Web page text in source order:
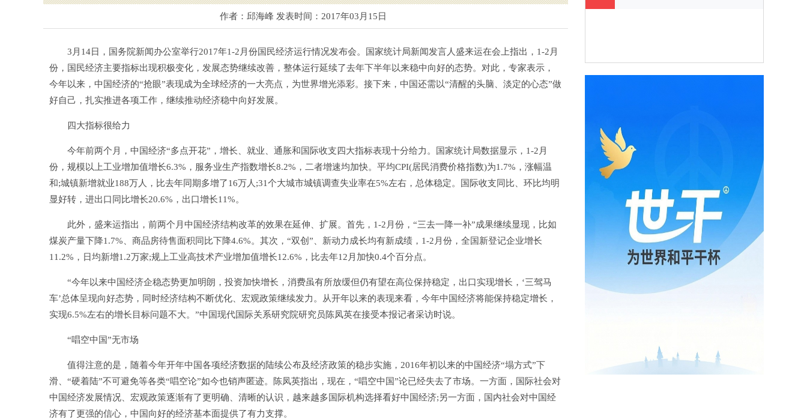
作者：邱海峰 发表时间： 2017年03月15日
3月14日，国务院新闻办公室举行2017年1-2月份国民经济运行情况发布会。国家统计局新闻发言人盛来运在会上指出，1-2月
份，国民经济主要指标出现积极变化，发展态势继续改善，整体运行延续了去年下半年以来稳中向好的态势。对此，专家表示，
今年以来，中国经济的“抢眼”表现成为全球经济的一大亮点，为世界增光添彩。接下来，中国还需以“清醒的头脑、淡定的心态”做
好自己，扎实推进各项工作，继续推动经济稳中向好发展。
四大指标很给力
今年前两个月，中国经济“多点开花”，增长、就业、通胀和国际收支四大指标表现十分给力。国家统计局数据显示，1-2月
份，规模以上工业增加值增长6.3%，服务业生产指数增长8.2%，二者增速均加快。平均CPI(居民消费价格指数)为1.7%，涨幅温
和;城镇新增就业188万人，比去年同期多增了16万人;31个大城市城镇调查失业率在5%左右，总体稳定。国际收支同比、环比均明
显好转，进出口同比增长20.6%，出口增长11%。
此外，盛来运指出，前两个月中国经济结构改革的效果在延伸、扩展。首先，1-2月份，“三去一降一补”成果继续显现，比如
煤炭产量下降1.7%、商品房待售面积同比下降4.6%。其次，“双创”、新动力成长均有新成绩，1-2月份，全国新登记企业增长
11.2%，日均新增1.2万家;规上工业高技术产业增加值增长12.6%，比去年12月加快0.4个百分点。
“今年以来中国经济企稳态势更加明朗，投资加快增长，消费虽有所放缓但仍有望在高位保持稳定，出口实现增长，‘三驾马
车’总体呈现向好态势，同时经济结构不断优化、宏观政策继续发力。从开年以来的表现来看，今年中国经济将能保持稳定增长，
实现6.5%左右的增长目标问题不大。”中国现代国际关系研究院研究员陈凤英在接受本报记者采访时说。
“唱空中国”无市场
值得注意的是，随着今年开年中国各项经济数据的陆续公布及经济政策的稳步实施，2016年初以来的中国经济“塌方式”下
滑、“硬着陆”不可避免等各类“唱空论”如今也销声匿迹。陈凤英指出，现在，“唱空中国”论已经失去了市场。一方面，国际社会对
中国经济发展情况、宏观政策逐渐有了更明确、清晰的认识，越来越多国际机构选择看好中国经济;另一方面，国内社会对中国经
济有了更强的信心，中国向好的经济基本面提供了有力支撑。